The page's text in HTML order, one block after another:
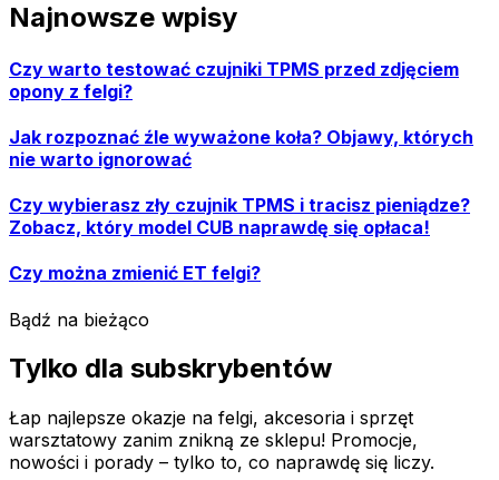
Najnowsze wpisy
Czy warto testować czujniki TPMS przed zdjęciem
opony z felgi?
Jak rozpoznać źle wyważone koła? Objawy, których
nie warto ignorować
Czy wybierasz zły czujnik TPMS i tracisz pieniądze?
Zobacz, który model CUB naprawdę się opłaca!
Czy można zmienić ET felgi?
Bądź na bieżąco
Tylko dla subskrybentów
Łap najlepsze okazje na felgi, akcesoria i sprzęt
warsztatowy zanim znikną ze sklepu! Promocje,
nowości i porady – tylko to, co naprawdę się liczy.